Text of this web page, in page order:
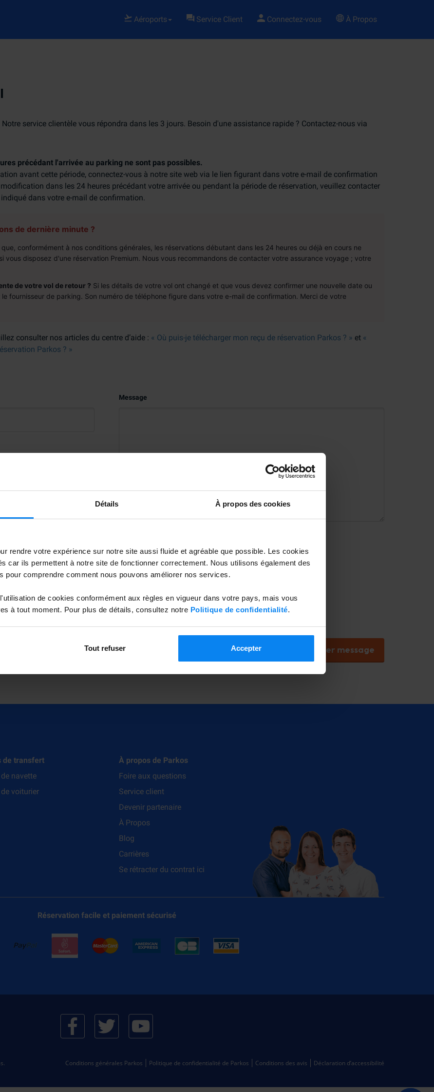
Détails À propos des cookies
rendre votre expérience sur notre site aussi fluide et agréable que possible. Les cookies
car ils permettent à notre site de fonctionner correctement. Nous utilisons également des
pour comprendre comment nous pouvons améliorer nos services.
de cookies conformément aux règles en vigueur dans votre pays, mais vous
à tout moment. Pour plus de détails, consultez notre Politique de confidentialité.
Tout refuser Accepter
Aéroports Service Client Connectez-vous À Propos
service clientèle vous répondra dans les 3 jours. Besoin d'une assistance rapide ? Contactez-nous via
précédant l'arrivée au parking ne sont pas possibles.
avant cette période, connectez-vous à notre site web via le lien figurant dans votre e-mail de confirmation
dans les 24 heures précédant votre arrivée ou pendant la période de réservation, veuillez contacter
dans votre e-mail de confirmation.
de dernière minute ?
que, conformément à nos conditions générales, les réservations débutant dans les 24 heures ou déjà en cours ne
vous disposez d'une réservation Premium. Nous vous recommandons de contacter votre assurance voyage ; votre
de votre vol de retour ? Si les détails de votre vol ont changé et que vous devez confirmer une nouvelle date ou
fournisseur de parking. Son numéro de téléphone figure dans votre e-mail de confirmation. Merci de votre
consulter nos articles du centre d’aide : « Où puis-je télécharger mon reçu de réservation Parkos ? » et «
Parkos ? »
Message
Envoyer message
de transfert
navette
voiturier
À propos de Parkos
Foire aux questions
Service client
Devenir partenaire
À Propos
Blog
Carrières
Se rétracter du contrat ici
Réservation facile et paiement sécurisé
Conditions générales Parkos Politique de confidentialité de Parkos Conditions des avis Déclaration d’accessibilité